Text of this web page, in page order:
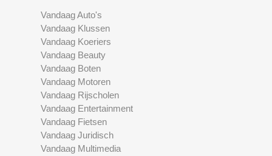
Vandaag Auto's
Vandaag Klussen
Vandaag Koeriers
Vandaag Beauty
Vandaag Boten
Vandaag Motoren
Vandaag Rijscholen
Vandaag Entertainment
Vandaag Fietsen
Vandaag Juridisch
Vandaag Multimedia